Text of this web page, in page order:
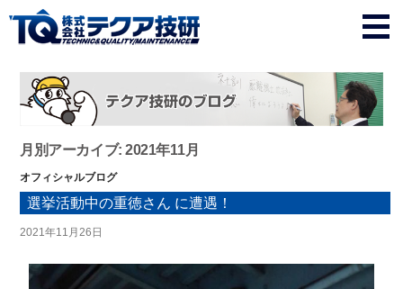
月別アーカイブ: 2021年11月
オフィシャルブログ
選挙活動中の重徳さん に遭遇！
2021年11月26日